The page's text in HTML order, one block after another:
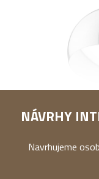
NÁVRHY
Navrhujeme